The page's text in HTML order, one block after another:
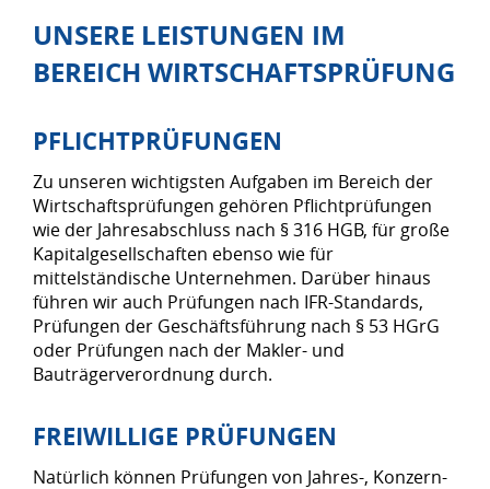
UNSERE LEISTUNGEN IM
BEREICH WIRTSCHAFTSPRÜFUNG
PFLICHTPRÜFUNGEN
Zu unseren wichtigsten Aufgaben im Bereich der
Wirtschaftsprüfungen gehören Pflichtprüfungen
wie der Jahresabschluss nach § 316 HGB, für große
Kapitalgesellschaften ebenso wie für
mittelständische Unternehmen. Darüber hinaus
führen wir auch Prüfungen nach IFR-Standards,
Prüfungen der Geschäftsführung nach § 53 HGrG
oder Prüfungen nach der Makler- und
Bauträgerverordnung durch.
FREIWILLIGE PRÜFUNGEN
Natürlich können Prüfungen von Jahres-, Konzern-